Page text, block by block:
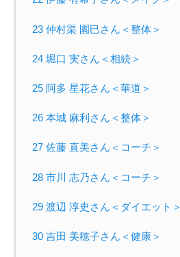
23 仲村渠 園巳さん＜整体＞
24 堀口 実さん＜相続＞
25 阿多 星花さん＜華道＞
26 本城 麻利さん＜整体＞
27 佐藤 直美さん＜コーチ＞
28 市川 志乃さん＜コーチ＞
29 渡辺 淳史さん＜ダイエット＞
30 吉田 美穂子さん＜健康＞